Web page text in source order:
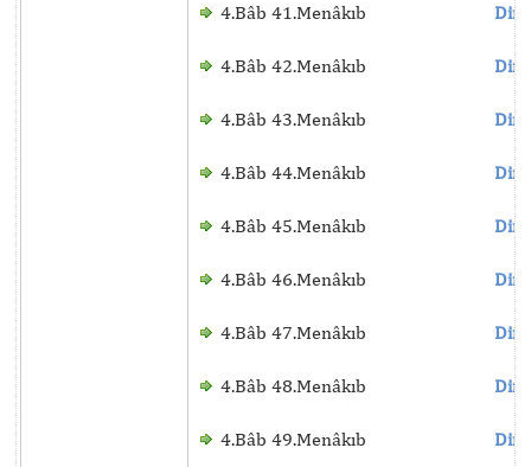
4.Bâb 41.Menâkıb
4.Bâb 42.Menâkıb
4.Bâb 43.Menâkıb
4.Bâb 44.Menâkıb
4.Bâb 45.Menâkıb
4.Bâb 46.Menâkıb
4.Bâb 47.Menâkıb
4.Bâb 48.Menâkıb
4.Bâb 49.Menâkıb